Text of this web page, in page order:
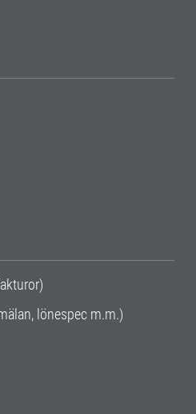
lönespec m.m.)